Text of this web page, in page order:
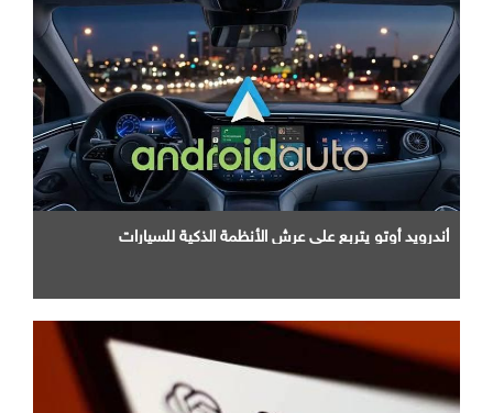
أندرويد أوتو يتربع علي عرش الأنظمة الذكية للسيارات